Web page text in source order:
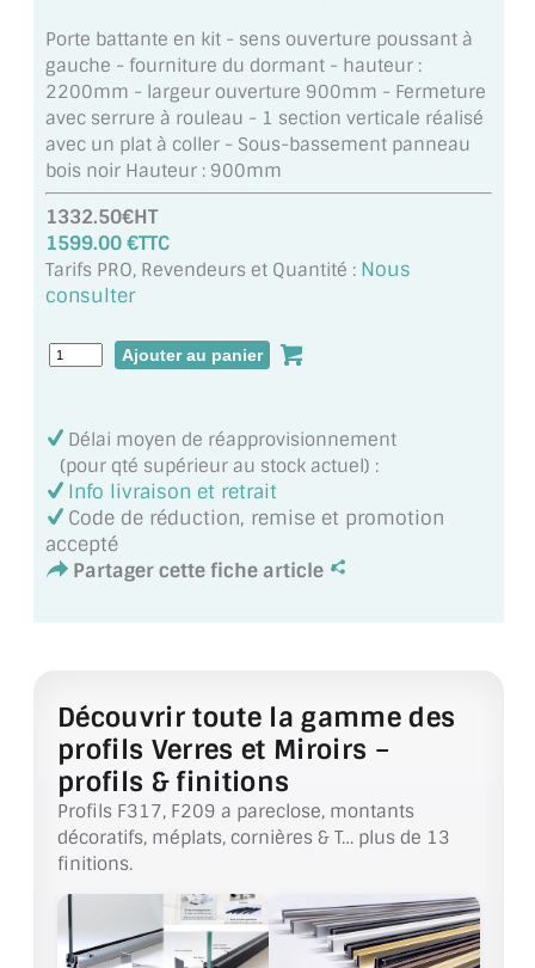
MIROIR DÉCORATIF DE COULEUR
LOTS DE MIROIRS EN MOZAÏQUE
MIROIR POUR PORTE
MIROIR DE SALLE DE BAIN
MIROIR PAROI DE DOUCHE
MIROIR ENCADRÉ
MIROIR TV
VERRE SUR MESURE
VERRE EXTRACLAIR
VERRE FEUILLETÉ
VERRE ANTI-REFLET
VERRE LAQUÉ/CRÉDENCE
VERRE FEUILLETÉ/TREMPÉ
DALLE DE SOL EN VERRE
Porte battante en kit - sens ouverture poussant à
gauche - fourniture du dormant - hauteur :
2200mm - largeur ouverture 900mm - Fermeture
avec serrure à rouleau - 1 section verticale réalisé
avec un plat à coller - Sous-bassement panneau
bois noir Hauteur : 900mm
1332.50€HT
1599.00 €TTC
Tarifs PRO, Revendeurs et Quantité : Nous
consulter
Délai moyen de réapprovisionnement
(pour qté supérieur au stock actuel) :
Info livraison et retrait
Code de réduction, remise et promotion
accepté
Partager cette fiche article
Découvrir toute la gamme des
profils Verres et Miroirs –
profils & finitions
Profils F317, F209 a pareclose, montants
décoratifs, méplats, cornières & T… plus de 13
finitions.